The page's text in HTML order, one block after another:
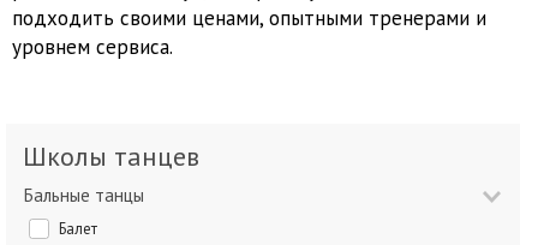
подходить своими ценами, опытными тренерами и
уровнем сервиса.
Школы танцев
Бальные танцы
Балет